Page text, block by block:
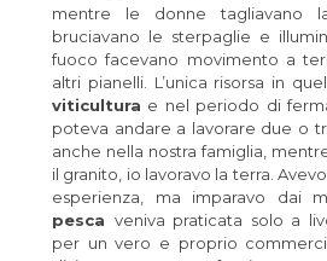
mentre le donne tagliavano
bruciavano le sterpaglie e
fuoco facevano movimento a
altri pianelli. L’unica risorsa in
viticultura e nel periodo di
poteva andare a lavorare due o
anche nella nostra famiglia,
il granito, io lavoravo la terra.
esperienza, ma imparavo dai
pesca veniva praticata solo a
per un vero e proprio